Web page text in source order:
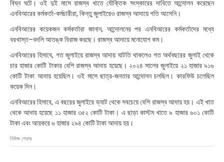
৫
বিঘ্ন ঘটে। ওই দুই মাসে রাজস্ব খাতে যৌক্তিক সংস্কারের দাবিতে আন্দোলন করেছেন
এনবিআরের কর্মকর্তা-কর্মচারীরা, কিন্তু জুলাইয়েও রাজস্ব আদায়ে গতি আসেনি।
এনবিআরের কয়েকজন কর্মকর্তারা জানান, আন্দোলনের পর এনবিআরের কর্মকর্তাদের মধ্যে
বরখাস্ত–বদলি আতঙ্ক বিরাজ করছে। রাজস্ব আদায়ে মনোযোগ কম।
এনবিআরের হিসাবে, গত জুলাইয়ে রাজস্ব আদায় ঘাটতি থাকলেও গত অর্থবছরের জুলাই থেকে
চার হাজার কোটি টাকার বেশি রাজস্ব আদায় হয়েছে। ২০২৪ সালের জুলাইয়ে ২১ হাজার ৯১৬
কোটি টাকা আদায় হয়েছিল। ওই মাসে ছাত্র-জনতার আন্দোলন চলছিল। কারফিউ চলেছিল
কয়েক দিন।
এনবিআরের হিসাবে, এ বছরের জুলাইয়ে ভ্যাট থেকে সবচেয়ে বেশি রাজস্ব আদায় হয়। এই খাত
থেকে আদায় হয়েছে ১১ হাজার ৩৫২ কোটি টাকা। এ ছাড়া কাস্টম খাতে ৯ হাজার ৬০১ কোটি
টাকা এবং আয়করে ৬ হাজার ২৯৪ কোটি টাকা আদায় হয়।
নিউজ শেয়ার